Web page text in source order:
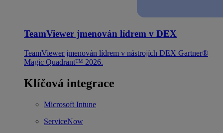
TeamViewer jmenován lídrem v DEX
TeamViewer jmenován lídrem v nástrojích DEX Gartner®
Magic Quadrant™ 2026.
Klíčová integrace
Microsoft Intune
ServiceNow